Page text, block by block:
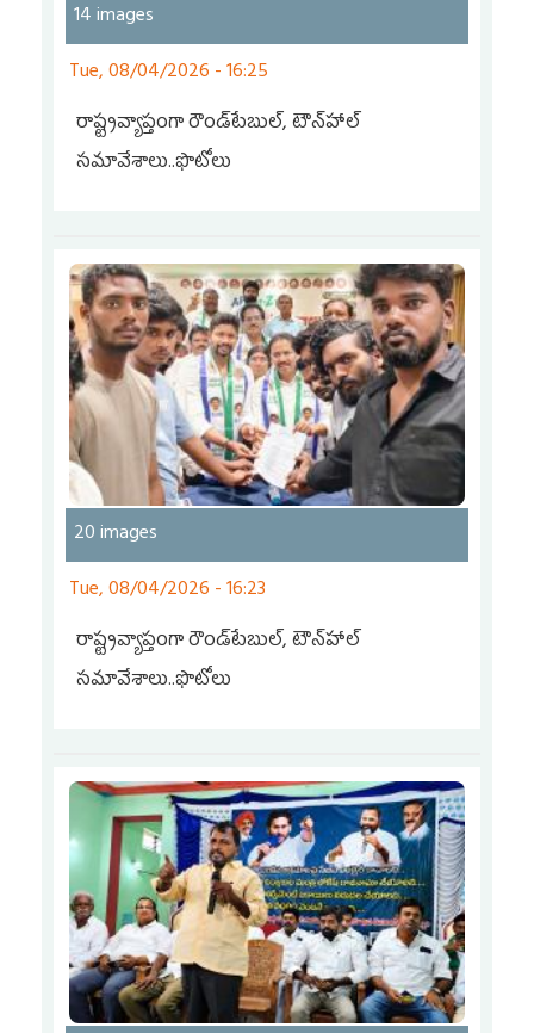
14 images
Tue, 08/04/2026 - 16:25
రాష్ట్రవ్యాప్తంగా రౌండ్‌టేబుల్‌, టౌన్‌హాల్‌
సమావేశాలు..ఫొటోలు
20 images
Tue, 08/04/2026 - 16:23
రాష్ట్రవ్యాప్తంగా రౌండ్‌టేబుల్‌, టౌన్‌హాల్‌
సమావేశాలు..ఫొటోలు